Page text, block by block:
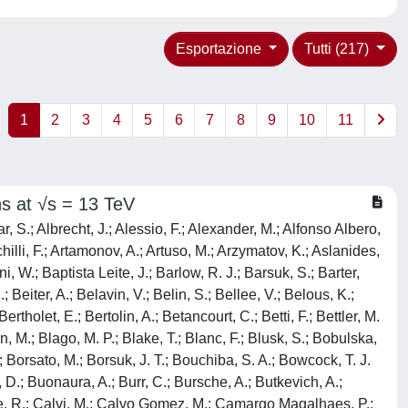
Tutti (217)
Esportazione
1 2 3 4 5 6 7 8 9 10 11
at √s = 13 TeV
T.; Lindner, R.; Lisovskyi, V.; Litvinov, R.; Liu, G.; Liu, H.; Liu, S.; Liu, X.; Loi, A.; Lomba Castro, J.; Longstaff, I.; Lopes, J. H.; Loustau, G.; Lovell, G. H.; Lu, Y.; Lucchesi, D.; Luchuk, S.; Lucio Martinez, M.; Lukashenko, V.; Luo, Y.; Lupato, A.; Luppi, E.; Lupton, O.; Lusiani, A.; Lyu, X.; Ma, L.; Maccolini, S.; Machefert, F.; Maciuc, F.; Macko, V.; Mackowiak, P.; Maddrell-Mander, S.; Madejczyk, O.; Madhan Mohan, L. R.; Maev, O.; Maevskiy, A.; Maisuzenko, D.; Majewski, M. W.; Malde, S.; Malecki, B.; Malinin, A.; Maltsev, T.; Malygina, H.; Manca, G.; Mancinelli, G.; Manera Escalero, R.; Manuzzi, D.; Marangotto, D.; Maratas, J.; Marchand, J. F.; Marconi, U.; Mariani, S.; Marin Benito, C.; Marinangeli, M.; Marino, P.; Marks, J.; Marshall, P. J.; Martellotti, G.; Martinazzoli, L.; Martinelli, M.; Martinez Santos, D.; Martinez Vidal, F.; Massafferri, A.; Materok, M.; Matev, R.; Mathad, A.; Mathe, Z.; Matiunin, V.; Matteuzzi, C.; Mattioli, K. R.; Mauri, A.; Maurice, E.; Mauricio, J.; Mazurek, M.; Mccann, M.; Mcconnell, L.; Mcgrath, T. H.; Mcnab, A.; Mcnulty, R.; Mead, J. V.; Meadows, B.; Meaux, C.; Meier, G.; Meinert, N.; Melnychuk, D.; Meloni, S.; Merk, M.; Merli, A.; Meyer Garcia, L.; Mikhasenko, M.; Milanes, D. A.; Millard, E.; Milovanovic, M.; Minard, M. -N.; Minzoni, L.; Mitchell, S. E.; Mitreska, B.; Mitzel, D. S.; Modden, A.; Mohammed, R. A.; Moise, R. D.; Mombacher, T.; Monroy, I. A.; Monteil, S.; Morandin, M.; Morello, G.; Morello, M. J.; Moron, J.; Morris, A. B.; Morris, A. G.; Mountain, R.; Mu, H.; Muheim, F.; Mukherjee, M.; Mulder, M.; Muller, D.; Muller, K.; Murphy, C. H.; Murray, D.; Muzzetto, P.; Naik, P.; Nakada, T.; Nandakumar, R.; Nanut, T.; Nasteva, I.; Needham, M.; Neri, I.; Neri, N.; Neubert, S.; Neufeld, N.; Newcombe, R.; Nguyen, T. D.; Nguyen-Mau, C.; Niel, E. M.; Nieswand, S.; Nikitin, N.; Nolte, N. S.; Nunez, C.; Oblakowska-Mucha, A.; Obraztsov, V.; O'Hanlon, D. P.; Oldeman, R.; Onderwater, C. J. G.; Ossowska, A.; Otalora Goicochea, J. M.; Ovsiannikova, T.; Owen, P.; Oyanguren, A.; Pagare, B.; Pais, P. R.; Pajero, T.; Palano, A.; Palutan, M.; Pan, Y.; Panshin, G.; Papanestis, A.; Pappagallo, M.; Pappalardo, L. L.; Pappenheimer, C.; Parker, W.; Parkes, C.; Parkinson, C. J.; Passalacqua, B.; Passaleva, G.; Pastore, A.; Patel, M.; Patrignani, C.; Pawley, C. J.; Pearce, A.; Pellegrino, A.; Pepe Altarelli, M.; Perazzini, S.; Pereima, D.; Perret, P.; Petridis, K.; Petrolini, A.; Petrov, A.; Petrucci, S.; Petruzzo, M.; Philippov, A.; Pica, L.; Piccini, M.; Pietrzyk, B.; Pietrzyk, G.; Pili, M.; Pinci, D.; Pinzino, J.; Pisani, F.; Piucci, A.; Resmi, P. K.; Placinta, V.; Playfer, S.; Plews, J.; Plo Casasus, M.; Polci, F.; Poli Lener, M.; Poliakova, M.; Poluektov, A.; Polukhina, N.; Polyakov, I.; Polycarpo, E.; Pomery, G. J.; Ponce, S.; Popov, A.; Popov, D.; Popov, S.; Poslavskii, S.; Prasanth, K.; Promberger, L.; Prouve, C.; Pugatch, V.; Puig Navarro, A.; Pullen, H.; Punzi, G.; Qian, W.; Qin, J.; Quagliani, R.; Quintana, B.; Raab, N. V.; Rabadan Trejo, R. I.; Rachwal, B.; Rademacker, J. H.; Rama, M.; Ramos Pernas, M.; Rangel, M. S.; Ratnikov, F.; Raven, G.; R